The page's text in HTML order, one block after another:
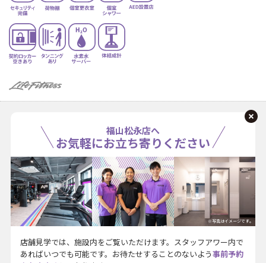
福山松永店へ
お気軽にお立ち寄りください
※写真はイメージです。
店舗見学では、施設内をご覧いただけます。スタッフアワー内で
あればいつでも可能です。お待たせすることのないよう事前予約